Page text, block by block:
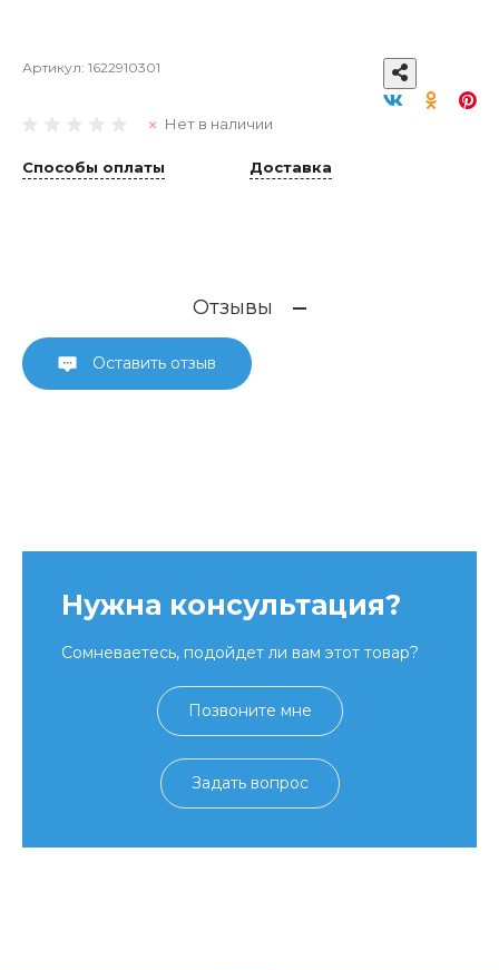
Артикул: 1622910301
Нет в наличии
Способы оплаты Доставка
Отзывы
Оставить отзыв
Нужна консультация?
Сомневаетесь, подойдет ли вам этот товар?
Позвоните мне
Задать вопрос